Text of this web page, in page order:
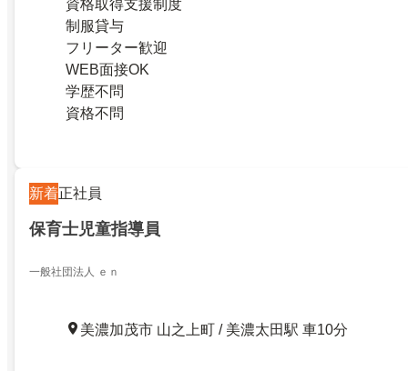
資格取得支援制度
制服貸与
フリーター歓迎
WEB面接OK
学歴不問
資格不問
新着正社員
保育士児童指導員
一般社団法人 ｅｎ
美濃加茂市 山之上町 / 美濃太田駅 車10分